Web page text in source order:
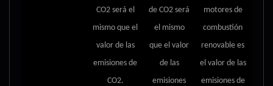
CO2 será el
mismo que el
valor de las
emisiones de
CO2.
de CO2 será
el mismo
que el valor
de las
emisiones
motores de
combustión
renovable es
el valor de las
emisiones de